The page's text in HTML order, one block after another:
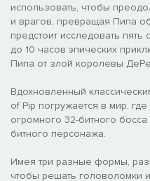
использовать, чтобы
и врагов, превращая Пипа
предстоит исследовать
до 10 часов эпических
Пипа от злой королевы
Вдохновленный
of Pip погружается в мир,
огромного 32-битного
битного персонажа.
Имея три разные формы,
чтобы решать головоломки